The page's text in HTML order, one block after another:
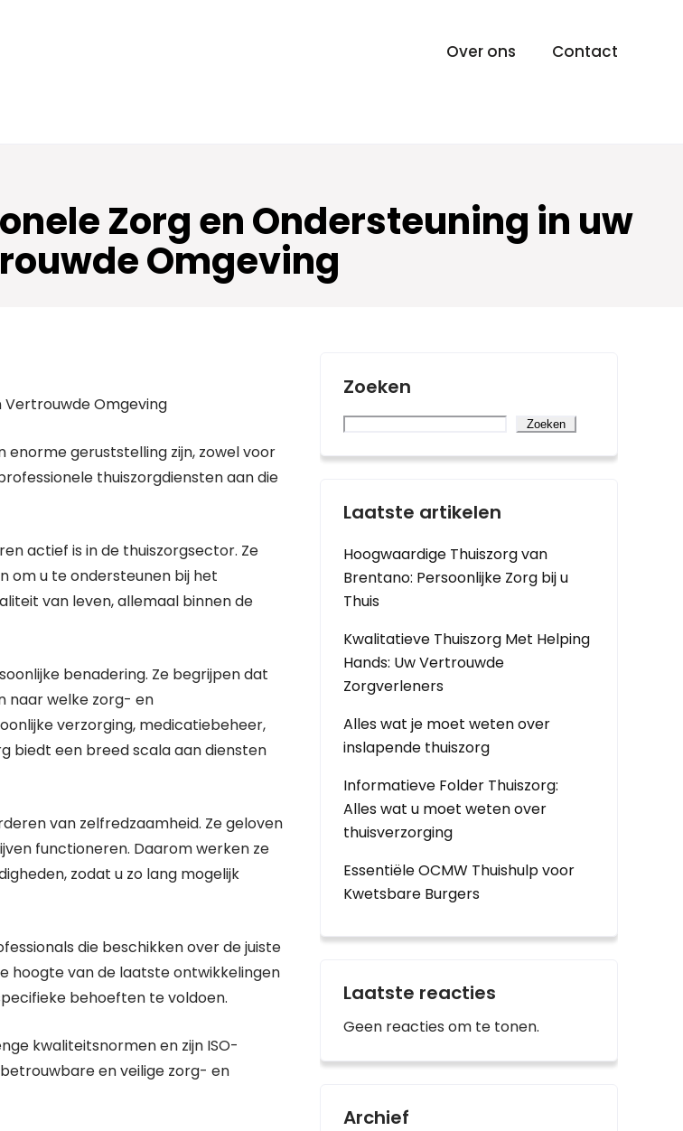
Over ons Contact
Zorg en Ondersteuning in uw
Omgeving
Vertrouwde Omgeving
enorme geruststelling zijn, zowel voor
thuiszorgdiensten aan die
actief is in de thuiszorgsector. Ze
om u te ondersteunen bij het
van leven, allemaal binnen de
benadering. Ze begrijpen dat
naar welke zorg- en
verzorging, medicatiebeheer,
biedt een breed scala aan diensten
van zelfredzaamheid. Ze geloven
functioneren. Daarom werken ze
zodat u zo lang mogelijk
die beschikken over de juiste
hoogte van de laatste ontwikkelingen
behoeften te voldoen.
kwaliteitsnormen en zijn ISO-
en veilige zorg- en
Zoeken
Zoeken
Laatste artikelen
Hoogwaardige Thuiszorg van
Brentano: Persoonlijke Zorg bij u
Thuis
Kwalitatieve Thuiszorg Met Helping
Hands: Uw Vertrouwde
Zorgverleners
Alles wat je moet weten over
inslapende thuiszorg
Informatieve Folder Thuiszorg:
Alles wat u moet weten over
thuisverzorging
Essentiële OCMW Thuishulp voor
Kwetsbare Burgers
Laatste reacties
Geen reacties om te tonen.
Archief